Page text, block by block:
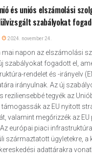
és uniós elszámolási
szabályokat
2024. november 24.
mai napon az elszámolási
szabályokat fogadott el,
rendelet és -irányelv
irányulnak. Az új
reziliensebbé tegyék az
támogassák az EU nyitott
valamint megőrizzék az EU
európai piaci
származtatott ügyletekre, a
adattárakra